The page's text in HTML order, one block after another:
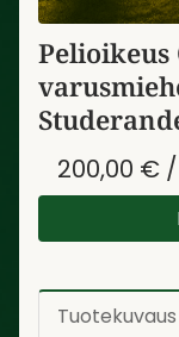
200,00 €
Tuotekuvaus